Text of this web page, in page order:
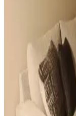
Mutfak
Perde ile Jaluzi
Mutfak pencereleri
durumu, kullanım
Roman storlar,
fonksiyonel çözümler
Sıcak Tonlu
Seçimi İçin